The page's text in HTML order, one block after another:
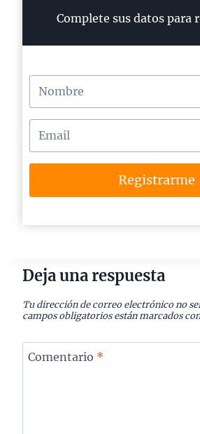
Complete sus datos para
Registrarme
Deja una respuesta
Tu dirección de correo electrónico no
campos obligatorios están marcados
Comentario *